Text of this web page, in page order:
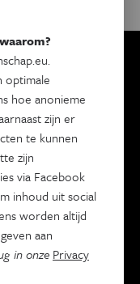
optimale
hoe anonieme
zijn er
te kunnen
zijn
via Facebook
inhoud uit social
worden altijd
aan
in onze Privacy